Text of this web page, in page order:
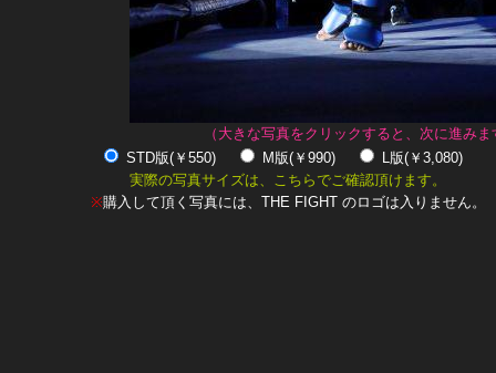
（大きな写真をクリックすると、次に進みま
STD版(￥550)
M版(￥990)
L版(￥3,080)
実際の写真サイズは、こちらでご確認頂けます。
※購入して頂く写真には、THE FIGHT のロゴは入りません。